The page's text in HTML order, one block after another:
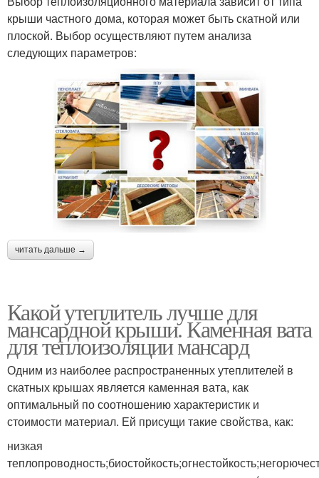
крыши частного дома, которая может быть скатной или
плоской. Выбор осуществляют путем анализа
следующих параметров:
читать дальше →
Какой утеплитель лучше для
мансардной крыши. Каменная вата
для теплоизоляции мансард
Одним из наиболее распространенных утеплителей в
скатных крышах является каменная вата, как
оптимальный по соотношению характеристик и
стоимости материал. Ей присущи такие свойства, как:
низкая